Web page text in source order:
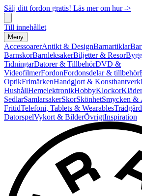
Sälj ditt fordon gratis! Läs mer om hur ->
Till innehållet
Meny
AccessoarerAntikt & DesignBarnartiklar
BarnskorBarnleksakerBiljetter & Resor
TidningarDatorer & TillbehörDVD &
VideofilmerFordonFordonsdelar & tillbehör
OptikFrimärkenHandgjort & Konsthantverk
HushållHemelektronikHobbyKlockorKläder
SedlarSamlarsakerSkorSkönhetSmycken &
FritidTelefoni, Tablets & Wearables
DatorspelVykort & BilderÖvrigtInspiration